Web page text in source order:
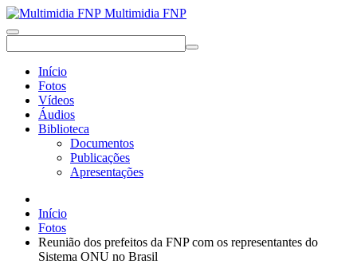
Multimidia FNP
Início
Fotos
Vídeos
Áudios
Biblioteca
Documentos
Publicações
Apresentações
Início
Fotos
Reunião dos prefeitos da FNP com os representantes do
Sistema ONU no Brasil